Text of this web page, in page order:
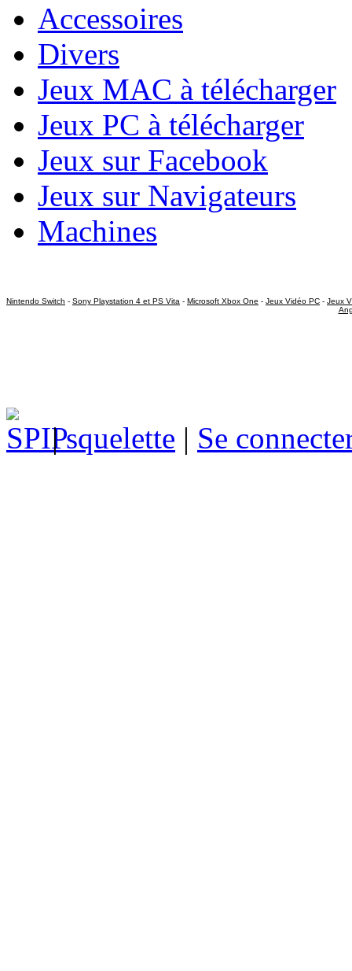
Accessoires
Divers
Jeux MAC à télécharger
Jeux PC à télécharger
Jeux sur Facebook
Jeux sur Navigateurs
Machines
Nintendo Switch - Sony Playstation 4 et PS Vita - Microsoft Xbox One - Jeux Vidéo PC - Jeux
|squelette | Se